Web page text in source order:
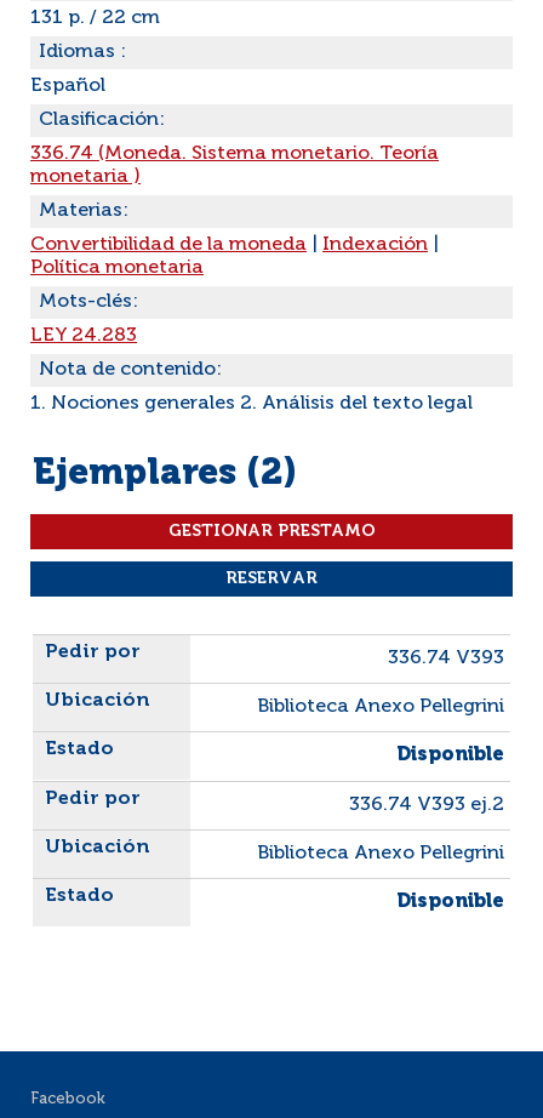
131 p. / 22 cm
Idiomas :
Español
Clasificación:
336.74 (Moneda. Sistema monetario. Teoría
monetaria )
Materias:
Convertibilidad de la moneda
Indexación
Política monetaria
Mots-clés:
LEY 24.283
Nota de contenido:
1. Nociones generales 2. Análisis del texto legal
Ejemplares (2)
Liste des exemplaires
336.74 V393
Biblioteca Anexo Pellegrini
Disponible
336.74 V393 ej.2
Biblioteca Anexo Pellegrini
Disponible
Facebook